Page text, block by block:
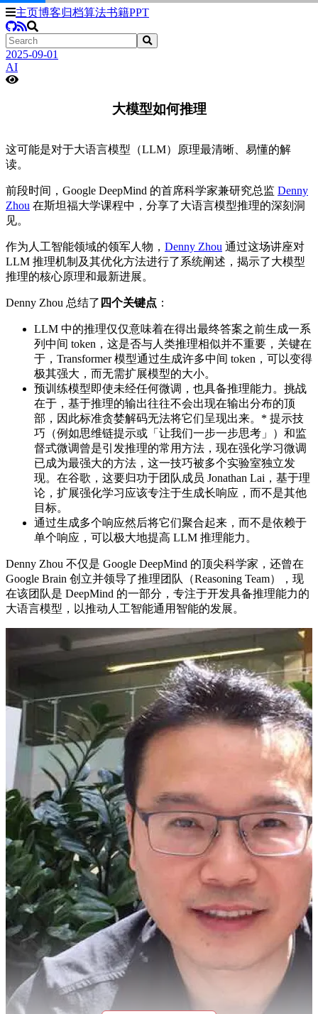
主页博客归档算法书籍PPT
2025-09-01
AI
大模型如何推理
这可能是对于大语言模型（LLM）原理最清晰、易懂的解
读。
前段时间，Google DeepMind 的首席科学家兼研究总监 Denny
Zhou 在斯坦福大学课程中，分享了大语言模型推理的深刻洞
见。
作为人工智能领域的领军人物， Denny Zhou 通过这场讲座对
LLM 推理机制及其优化方法进行了系统阐述，揭示了大模型
推理的核心原理和最新进展。
Denny Zhou 总结了 四个关键点 ：
LLM 中的推理仅仅意味着在得出最终答案之前生成一系
列中间 token，这是否与人类推理相似并不重要，关键在
于，Transformer 模型通过生成许多中间 token，可以变得
极其强大，而无需扩展模型的大小。
预训练模型即使未经任何微调，也具备推理能力。挑战
在于，基于推理的输出往往不会出现在输出分布的顶
部，因此标准贪婪解码无法将它们呈现出来。* 提示技
巧（例如思维链提示或「让我们一步一步思考」）和监
督式微调曾是引发推理的常用方法，现在强化学习微调
已成为最强大的方法，这一技巧被多个实验室独立发
现。在谷歌，这要归功于团队成员 Jonathan Lai，基于理
论，扩展强化学习应该专注于生成长响应，而不是其他
目标。
通过生成多个响应然后将它们聚合起来，而不是依赖于
单个响应，可以极大地提高 LLM 推理能力。
Denny Zhou 不仅是 Google DeepMind 的顶尖科学家，还曾在
Google Brain 创立并领导了推理团队（Reasoning Team），现
在该团队是 DeepMind 的一部分，专注于开发具备推理能力的
大语言模型，以推动人工智能通用智能的发展。